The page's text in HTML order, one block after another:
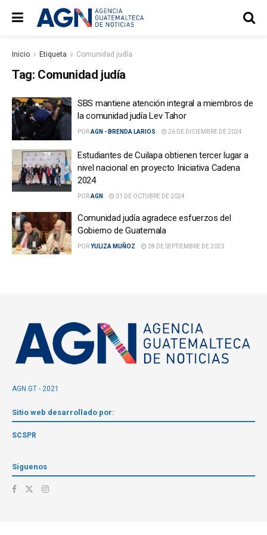
Inicio Etiqueta Comunidad judía
Tag: Comunidad judía
SBS mantiene atención integral a miembros de
la comunidad judía Lev Tahor
PORAGN - BRENDA LARIOS 26 DE DICIEMBRE DE 2024
Estudiantes de Cuilapa obtienen tercer lugar a
nivel nacional en proyecto Iniciativa Cadena
2024
PORAGN 31 DE OCTUBRE DE 2024
Comunidad judía agradece esfuerzos del
Gobierno de Guatemala
PORYULIZA MUÑOZ 28 DE SEPTIEMBRE DE 2023
AGN.GT - 2021
Sitio web desarrollado por:
SCSPR
Síguenos